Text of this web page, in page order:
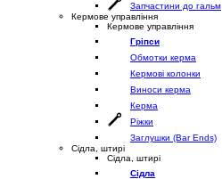
Запчастини до гальм
Кермове управління
Кермове управління
Гріпси
Обмотки керма
Кермові колонки
Виноси керма
Керма
Ріжки
Заглушки (Bar Ends)
Сідла, штирі
Сідла, штирі
Сідла